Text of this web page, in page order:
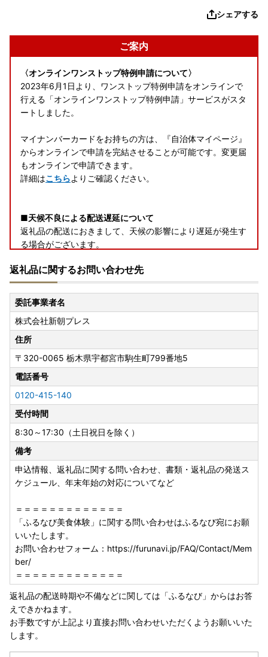
シェアする
ご案内
〈オンラインワンストップ特例申請について〉
2023年6月1日より、ワンストップ特例申請をオンラインで
行える「オンラインワンストップ特例申請」サービスがスタ
ートしました。
マイナンバーカードをお持ちの方は、『自治体マイページ』
からオンラインで申請を完結させることが可能です。変更届
もオンラインで申請できます。
詳細はこちらよりご確認ください。
■天候不良による配送遅延について
返礼品の配送におきまして、天候の影響により遅延が発生す
る場合がございます。
い申し上げます。
なお、出荷後の配送状況につきましては、お手数ですが運送
会社まで直接お問い合わせください。
―――――――――――――――――――――――――――
―――――――――――――
【返礼品のお届けについて】
配送期日は、あくまで目安です。
同日にお申込いただいた場合でも、発送の準備の状況によ
り、別々に配送される場合がございます。
【返礼品のお申込みについて】
■寄付者様ご都合での受け取り不可について
長期不在など、寄付者様のご都合でお受け取りができなかっ
た場合の再送はいたしかねます。
お申し込み時に「備考欄」へご記入いただき、必ずお知らせ
くださいますようお願いいたします。
■確認・案内メールについて
お申込み・決済完了の際には申込み確認メール、
ご予約・期間限定品につきましては発送時期案内メール
発送の際には発送案内メールをお送りしております。
必ずメールをご確認いただき、お受け取りいただきますよう
お願いいたします。
■フルーツ・野菜等の返礼品について
天災・天候等諸事情の影響による収穫量の激減、著しい品質
返礼品に関するお問い合わせ先
委託事業者名
株式会社新朝プレス
住所
〒320-0065 栃木県宇都宮市駒生町799番地5
電話番号
0120-415-140
受付時間
8:30～17:30（土日祝日を除く）
備考
申込情報、返礼品に関する問い合わせ、書類・返礼品の発送ス
ケジュール、年末年始の対応についてなど
＝＝＝＝＝＝＝＝＝＝＝＝＝
「ふるなび美食体験」に関する問い合わせはふるなび宛にお願
いいたします。
お問い合わせフォーム：https://furunavi.jp/FAQ/Contact/Mem
ber/
＝＝＝＝＝＝＝＝＝＝＝＝＝
返礼品の配送時期や不備などに関しては「ふるなび」からはお答
えできかねます。
お手数ですが上記より直接お問い合わせいただくようお願いいた
します。